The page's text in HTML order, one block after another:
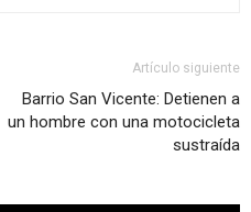
Artículo siguiente
Barrio San Vicente: Detienen a
un hombre con una motocicleta
sustraída